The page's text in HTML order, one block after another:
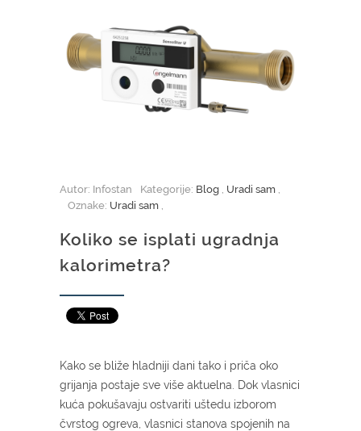
Autor: Infostan Kategorije: Blog Uradi sam
Oznake: Uradi sam
Koliko se isplati ugradnja
kalorimetra?
Kako se bliže hladniji dani tako i priča oko
grijanja postaje sve više aktuelna. Dok vlasnici
kuća pokušavaju ostvariti uštedu izborom
čvrstog ogreva, vlasnici stanova spojenih na